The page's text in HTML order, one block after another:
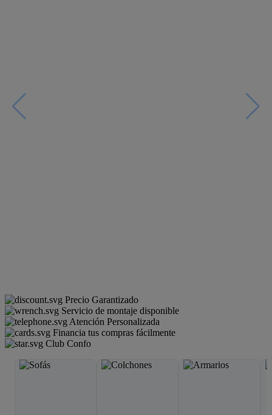
Precio Garantizado
Servicio de montaje disponible
Atención Personalizada
Financia tus compras fácilmente
Club Confo